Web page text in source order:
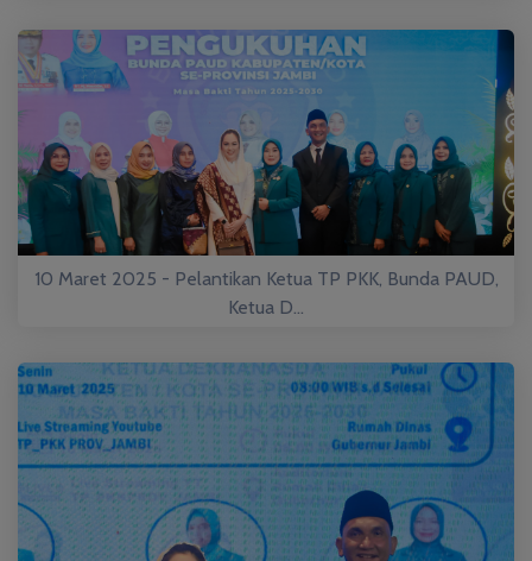
10 Maret 2025 - Pelantikan Ketua TP PKK, Bunda PAUD,
Ketua D...